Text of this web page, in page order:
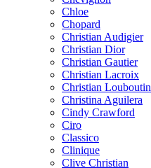
Chloe
Chopard
Christian Audigier
Christian Dior
Christian Gautier
Christian Lacroix
Christian Louboutin
Christina Aguilera
Cindy Crawford
Ciro
Classico
Clinique
Clive Christian